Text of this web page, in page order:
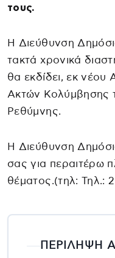
τους.
Η Διεύθυνση
τακτά χρονικά
θα εκδίδει, εκ
Ακτών Κολύμβησης
Ρεθύμνης.
Η Διεύθυνση
σας για περαιτέρω
θέματος.(τηλ: Τηλ.:
ΠΕΡΙΛΗΨΗ